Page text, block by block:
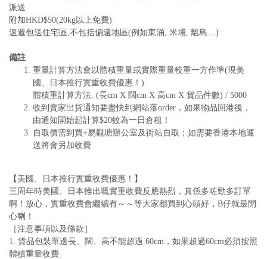
派送
附加HKD$50(20kg以上免費)
速遞包送住宅區,不包括偏遠地區(例如東涌, 米埔, 離島…)
備註
重量計算方法會以體積重量或實際重量較重一方作準(現美
國、日本推行實重收費優惠！)
體積重計算方法: (長cm X 闊cm X 高cm X 貨品件數) / 5000
收到賣家出貨通知要盡快到網站落order，如果物品回港後，
由通知開始起計算$20蚊為一日倉租！
自取價需到買+易觀塘辦公室及街站自取；如需要香港本地運
送將會另加收費
【美國、日本推行實重收費優惠！】
三周年時美國、日本推出嘅實重收費反應熱烈，真係多咗勁多訂單
啊！放心，實重收費會繼續有～～等大家都買到心頭好，B仔就最開
心喇！
［注意事項以及條款］
1. 貨品包裝單邊長、闊、高不能超過 60cm，如果超過60cm必須按照
體積重量收費